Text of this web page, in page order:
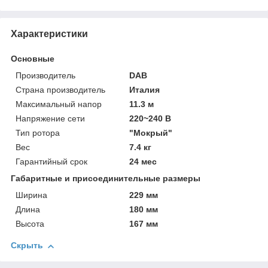
Характеристики
Основные
Производитель
DAB
Страна производитель
Италия
Максимальный напор
11.3 м
Напряжение сети
220~240 В
Тип ротора
"Мокрый"
Вес
7.4 кг
Гарантийный срок
24 мес
Габаритные и присоединительные размеры
Ширина
229 мм
Длина
180 мм
Высота
167 мм
Скрыть